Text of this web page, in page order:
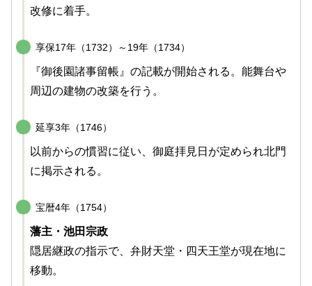
改修に着手。
享保17年（1732）～19年（1734）
『御後園諸事留帳』の記載が開始される。能舞台や
周辺の建物の改築を行う。
延享3年（1746）
以前からの慣習に従い、御庭拝見日が定められ北門
に掲示される。
宝暦4年（1754）
藩主・池田宗政
隠居継政の指示で、弁財天堂・四天王堂が現在地に
移動。